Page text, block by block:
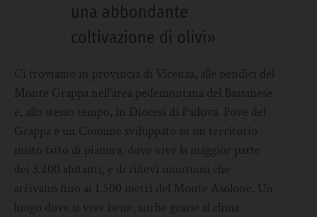
una abbondante
coltivazione di olivi»
Ci troviamo in provincia di Vicenza, alle pendici del
Monte Grappa nell’area pedemontana del Bassanese
e, allo stesso tempo, in Diocesi di Padova. Pove del
Grappa è un Comune sviluppato su un territorio
misto fatto di pianura, dove vive la maggior parte
dei 3.200 abitanti, e di rilievi montuosi che
arrivano fino ai 1.500 metri del Monte Asolone. Un
luogo dove si vive bene, anche grazie al clima